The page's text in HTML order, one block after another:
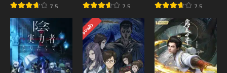
7.5 7.5 7.5
จบแล้ว